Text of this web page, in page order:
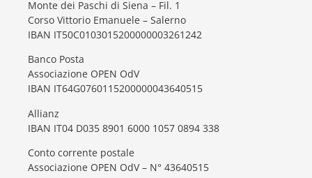
Monte dei Paschi di Siena – Fil. 1
Corso Vittorio Emanuele – Salerno
IBAN IT50C0103015200000003261242
Banco Posta
Associazione OPEN OdV
IBAN IT64G0760115200000043640515
Allianz
IBAN IT04 D035 8901 6000 1057 0894 338
Conto corrente postale
Associazione OPEN OdV – N° 43640515